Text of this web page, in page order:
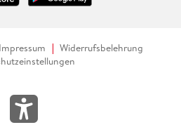
Impressum
Widerrufsbelehrung